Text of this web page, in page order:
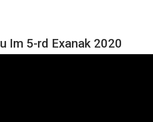
Im 5-rd Exanak 2020